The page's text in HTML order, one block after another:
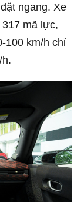
ngang. Xe
mã lực,
100 km/h chỉ